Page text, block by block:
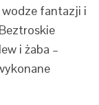
fantazji i
i żaba –